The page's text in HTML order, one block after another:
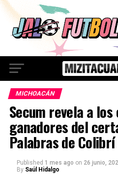
MICHOACÁN
Secum revela a
ganadores del
Palabras de
Published 1 mes ago on 26 junio,
By Saúl Hidalgo